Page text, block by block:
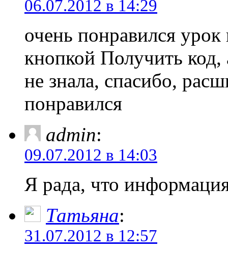
06.07.2012 в 14:29
очень понравился урок
кнопкой Получить
не знала, спасибо,
понравился
admin:
09.07.2012 в 14:03
Я рада, что
Татьяна:
31.07.2012 в 12:57